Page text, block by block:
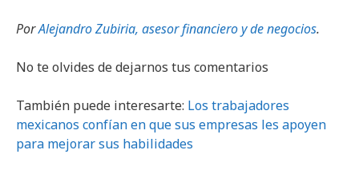
PorAlejandro Zubiria, asesor financiero y de negocios.
No te olvides de dejarnos tus comentarios
También puede interesarte: Los trabajadores
mexicanos confían en que sus empresas les apoyen
para mejorar sus habilidades